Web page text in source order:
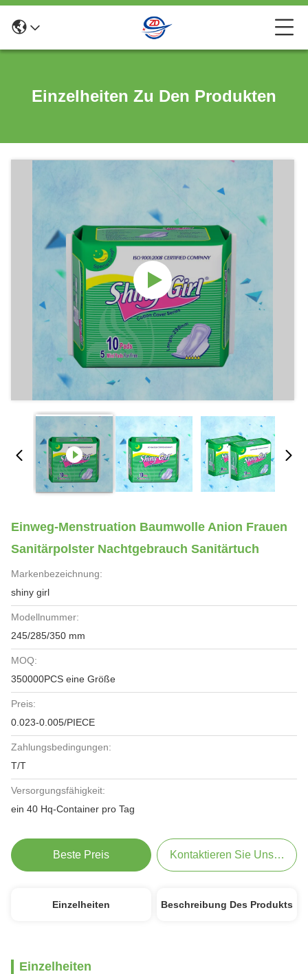
Einzelheiten Zu Den Produkten
Einweg-Menstruation Baumwolle Anion Frauen
Sanitärpolster Nachtgebrauch Sanitärtuch
Markenbezeichnung:
shiny girl
Modellnummer:
245/285/350 mm
MOQ:
350000PCS eine Größe
Preis:
0.023-0.005/PIECE
Zahlungsbedingungen:
T/T
Versorgungsfähigkeit:
ein 40 Hq-Container pro Tag
Beste Preis Kontaktieren Sie Uns Jetzt
Einzelheiten Beschreibung Des Produkts
Einzelheiten